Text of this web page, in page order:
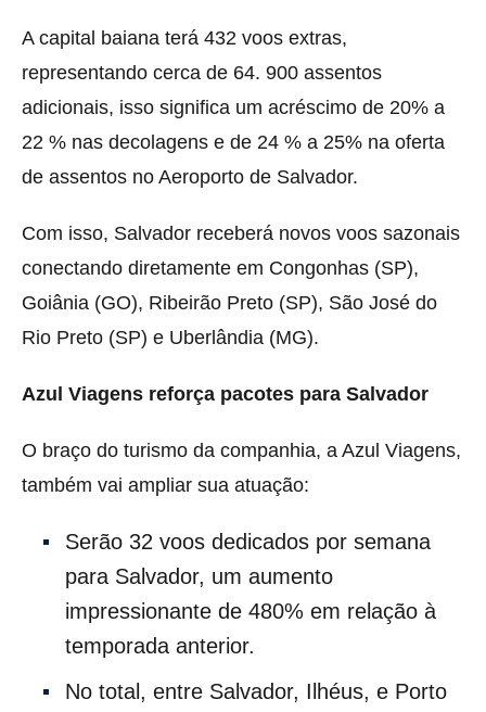
A capital baiana terá 432 voos extras,
representando cerca de 64. 900 assentos
adicionais, isso significa um acréscimo de 20% a
22 % nas decolagens e de 24 % a 25% na oferta
de assentos no Aeroporto de Salvador.
Com isso, Salvador receberá novos voos sazonais
conectando diretamente em Congonhas (SP),
Goiânia (GO), Ribeirão Preto (SP), São José do
Rio Preto (SP) e Uberlândia (MG).
Azul Viagens reforça pacotes para Salvador
O braço do turismo da companhia, a Azul Viagens,
também vai ampliar sua atuação:
Serão 32 voos dedicados por semana
para Salvador, um aumento
impressionante de 480% em relação à
temporada anterior.
No total, entre Salvador, Ilhéus, e Porto